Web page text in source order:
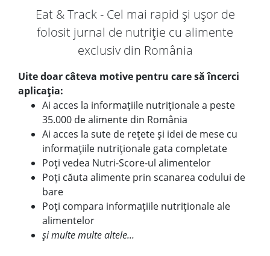
Eat & Track - Cel mai rapid și ușor de
folosit jurnal de nutriție cu alimente
exclusiv din România
Uite doar câteva motive pentru care să încerci
aplicația:
Ai acces la informațiile nutriționale a peste
35.000 de alimente din România
Ai acces la sute de rețete și idei de mese cu
informațiile nutriționale gata completate
Poți vedea Nutri-Score-ul alimentelor
Poți căuta alimente prin scanarea codului de
bare
Poți compara informațiile nutriționale ale
alimentelor
și multe multe altele...